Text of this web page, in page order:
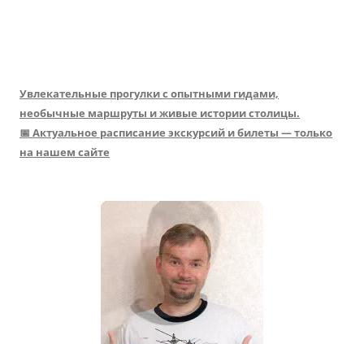
Увлекательные прогулки с опытными гидами,
необычные маршруты и живые истории столицы.
📅 Актуальное расписание экскурсий и билеты — только
на нашем сайте